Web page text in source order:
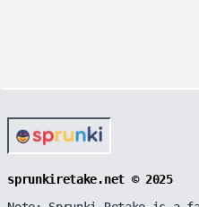
sprunkiretake.net © 2025